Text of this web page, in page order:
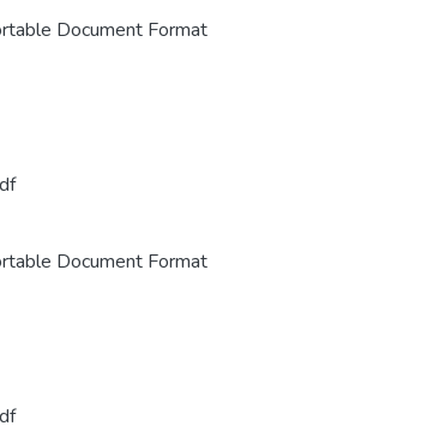
Document Format
Document Format